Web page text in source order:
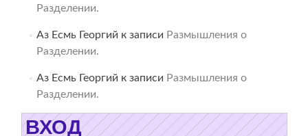
Разделении.
Аз Есмь Георгий к записи Размышления о
Разделении.
Аз Есмь Георгий к записи Размышления о
Разделении.
ВХОД